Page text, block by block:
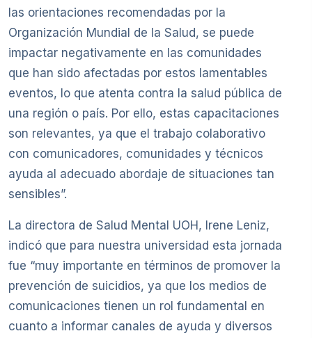
las orientaciones recomendadas por la
Organización Mundial de la Salud, se puede
impactar negativamente en las comunidades
que han sido afectadas por estos lamentables
eventos, lo que atenta contra la salud pública de
una región o país. Por ello, estas capacitaciones
son relevantes, ya que el trabajo colaborativo
con comunicadores, comunidades y técnicos
ayuda al adecuado abordaje de situaciones tan
sensibles”.
La directora de Salud Mental UOH, Irene Leniz,
indicó que para nuestra universidad esta jornada
fue “muy importante en términos de promover la
prevención de suicidios, ya que los medios de
comunicaciones tienen un rol fundamental en
cuanto a informar canales de ayuda y diversos